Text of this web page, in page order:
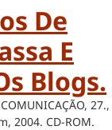
De
E
Blogs.
27.,
2004. CD-ROM.